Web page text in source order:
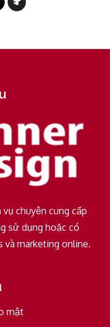
chuyên cung cấp
sử dụng hoặc có
và marketing online.
mật